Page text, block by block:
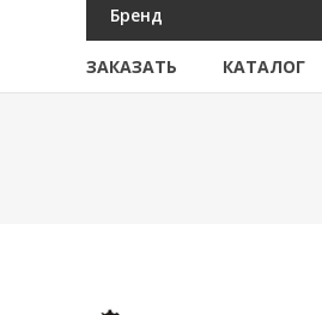
Бренд
ЗАКАЗАТЬ КАТАЛОГ